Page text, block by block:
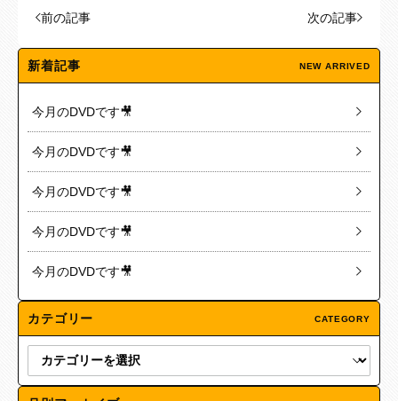
前の記事 次の記事
新着記事 NEW ARRIVED
今月のDVDです🎥
今月のDVDです🎥
今月のDVDです🎥
今月のDVDです🎥
今月のDVDです🎥
カテゴリー CATEGORY